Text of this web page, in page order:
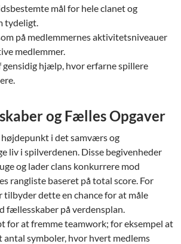
mål for hele clanet og
tydeligt.
på medlemmernes aktivitetsniveauer
medlemmer.
gensidig hjælp, hvor erfarne spillere
og Fælles Opgaver
i det samværs og
liv i spilverdenen. Disse begivenheder
og lader clans konkurrere mod
rangliste baseret på total score. For
dette en chance for at måle
fællesskaber på verdensplan.
for at fremme teamwork; for eksempel at
antal symboler, hvor hvert medlems